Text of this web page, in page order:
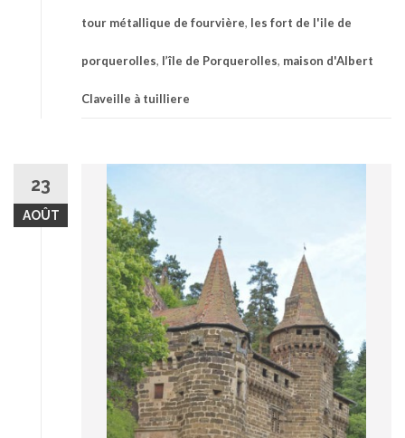
tour métallique de fourvière, les fort de l'ile de
porquerolles, l’île de Porquerolles, maison d'Albert
Claveille à tuilliere
23
AOÛT